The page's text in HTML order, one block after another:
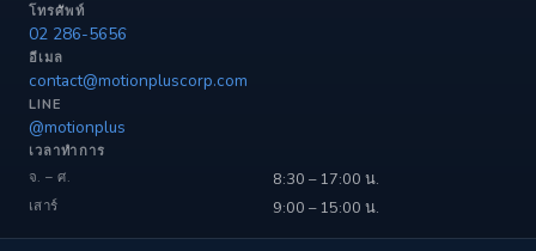
โทรศัพท์
02 286-5656
อีเมล
contact@motionpluscorp.com
LINE
@motionplus
เวลาทำการ
จ. – ศ. 8:30 – 17:00 น.
เสาร์ 9:00 – 15:00 น.